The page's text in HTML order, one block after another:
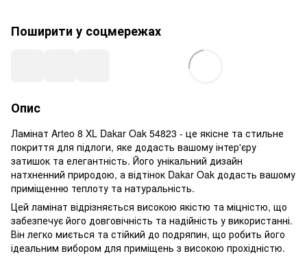
Поширити у соцмережах
Опис
Ламінат Arteo 8 XL Dakar Oak 54823 - це якісне та стильне
покриття для підлоги, яке додасть вашому інтер'єру
затишок та елегантність. Його унікальний дизайн
натхненний природою, а відтінок Dakar Oak додасть вашому
приміщенню теплоту та натуральність.
Цей ламінат відрізняється високою якістю та міцністю, що
забезпечує його довговічність та надійність у використанні.
Він легко миється та стійкий до подряпин, що робить його
ідеальним вибором для приміщень з високою прохідністю.